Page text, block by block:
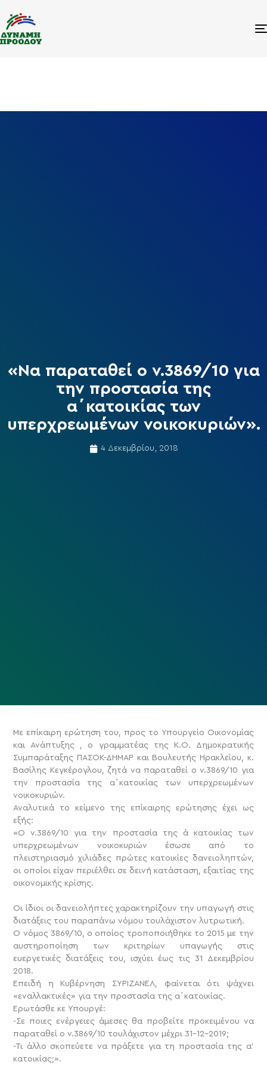
«Να παραταθεί ο ν.3869/10 για
την προστασία της
α΄κατοικίας των
υπερχρεωμένων νοικοκυριών».
4 Δεκεμβρίου, 2018
Με επίκαιρη ερώτηση του, προς το Υπουργείο Οικονομίας
και Ανάπτυξης , ο γραμματέας της Κ.Ο. Δημοκρατικής
Συμπαράταξης ΠΑΣΟΚ-ΔΗΜΑΡ και Βουλευτής Ηρακλείου, κ.
Βασίλης Κεγκέρογλου, ζητά να παραταθεί ο ν.3869/10 για
την προστασία της α΄κατοικίας των υπερχρεωμένων
νοικοκυριών.
Αναλυτικά το κείμενο της επίκαιρης ερώτησης έχει ως
εξής:
«Ο ν.3869/10 για την προστασία της ά κατοικίας των
υπερχρεωμένων νοικοκυριών έσωσε από το
πλειστηριασμό χιλιάδες πρώτες κατοικίες δανειοληπτών,
οι οποίοι είχαν περιέλθει σε δεινή κατάσταση, εξαιτίας της
οικονομικής κρίσης.
Οι ίδιοι οι δανειολήπτες χαρακτηρίζουν την υπαγωγή στις
διατάξεις του παραπάνω νόμου τουλάχιστον λυτρωτική.
Ο νόμος 3869/10, ο οποίος τροποποιήθηκε το 2015 με την
αυστηροποίηση των κριτηρίων υπαγωγής στις
ευεργετικές διατάξεις του, ισχύει έως τις 31 Δεκεμβρίου
2018.
Επειδή η Κυβέρνηση ΣΥΡΙΖΑΝΕΛ, φαίνεται ότι ψάχνει
«εναλλακτικές» για την προστασία της α΄κατοικίας.
Ερωτάσθε κε Υπουργέ:
-Σε ποιες ενέργειες άμεσες θα προβείτε προκειμένου να
παραταθεί ο ν.3869/10 τουλάχιστον μέχρι 31-12-2019;
-Τι άλλο σκοπεύετε να πράξετε για τη προστασία της α’
κατοικίας;».